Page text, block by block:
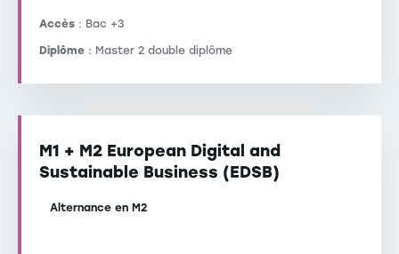
Accès : Bac +3
Diplôme : Master 2 double diplôme
M1 + M2 European Digital and
Sustainable Business (EDSB)
Alternance en M2